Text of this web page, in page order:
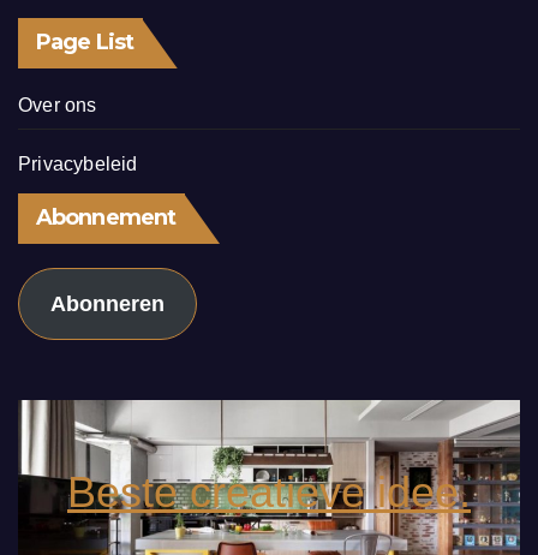
Page List
Over ons
Privacybeleid
Abonnement
Abonneren
Beste creatieve idee.